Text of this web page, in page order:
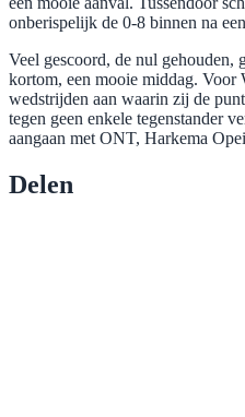
onberispelijk de 0-8 binnen na
Veel gescoord, de nul gehouden,
kortom, een mooie middag. Voor
wedstrijden aan waarin zij de
tegen geen enkele tegenstander
aangaan met ONT, Harkema
Delen